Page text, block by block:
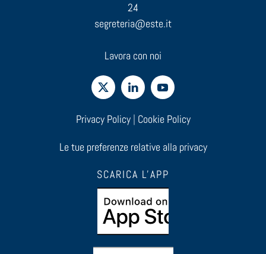
24
segreteria@este.it
Lavora con noi
Privacy Policy| Cookie Policy
Le tue preferenze relative alla privacy
SCARICA L'APP